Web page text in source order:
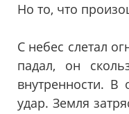
Но то, что
С небес слетал
падал, он
внутренности.
удар. Земля